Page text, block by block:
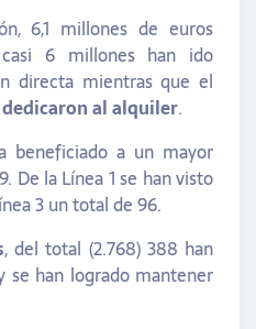
6,1 millones de euros
casi 6 millones han ido
directa mientras que el
al alquiler.
beneficiado a un mayor
De la Línea 1 se han visto
3 un total de 96.
, del total (2.768) 388 han
se han logrado mantener